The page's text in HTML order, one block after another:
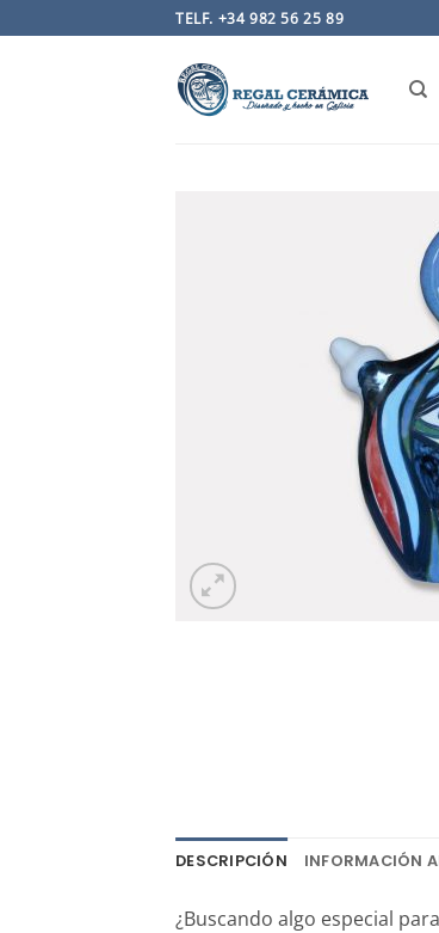
al
TELF. +34 982 56 25 89
DESCRIPCIÓN INFORMACIÓN
¿Buscando algo especial